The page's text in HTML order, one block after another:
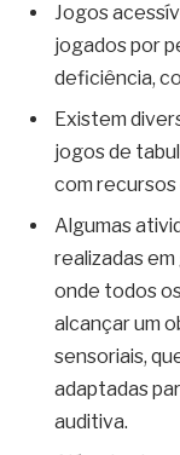
Jogos
jogados por
deficiência,
Existem
jogos de
com recursos
Algumas
realizadas
onde todos
alcançar um
sensoriais,
adaptadas
auditiva.